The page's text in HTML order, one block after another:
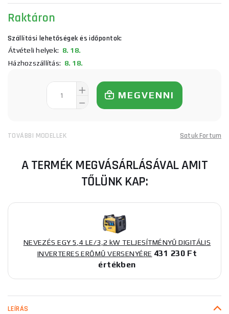
Raktáron
Szállítási lehetőségek és időpontok:
Átvételi helyek: 8. 18.
Házhozszállítás: 8. 18.
MEGVENNI
TOVÁBBI MODELLEK Satuk Fortum
A TERMÉK MEGVÁSÁRLÁSÁVAL AMIT
TŐLÜNK KAP:
NEVEZÉS EGY 5,4 LE/3,2 kW TELJESÍTMÉNYŰ DIGITÁLIS
INVERTERES ERŐMŰ VERSENYÉRE 431 230 Ft
értékben
LEÍRÁS